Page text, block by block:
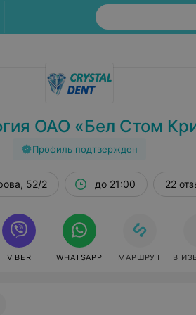
ОАО «Бел Стом
Профиль подтвержден
52/2 до 21:00 22
VIBER WHATSAPP МАРШРУТ В